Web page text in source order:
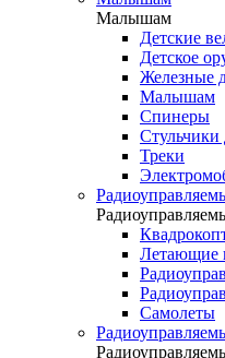
Малышам
Детские
Детское
Железные
Малышам
Спинеры
Стульчики
Треки
Летающие
Самолеты